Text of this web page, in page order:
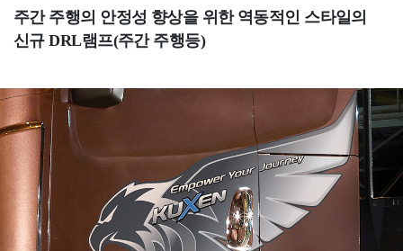
주간 주행의 안정성 향상을 위한역동적인 스타일의
신규 DRL램프(주간 주행등)